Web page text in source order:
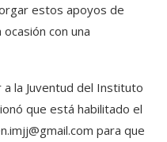
estos apoyos de
con una
la Juventud del Instituto
que está habilitado el
para que